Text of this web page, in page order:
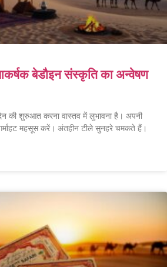
बेडौइन संस्कृति का अन्वेषण
की शुरुआत करना वास्तव में लुभावना है। अपनी
गर्माहट महसूस करें। अंतहीन टीले सुनहरे चमकते हैं।